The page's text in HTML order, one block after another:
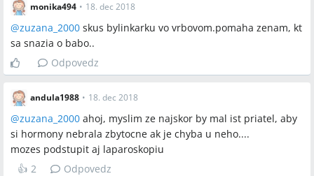
monika494 • 18. dec 2018
@zuzana_2000 skus bylinkarku vo vrbovom.pomaha zenam, kt
sa snazia o babo..
Odpovedz
andula1988 • 18. dec 2018
@zuzana_2000 ahoj, myslim ze najskor by mal ist priatel, aby
si hormony nebrala zbytocne ak je chyba u neho....
mozes podstupit aj laparoskopiu
👍 2 Odpovedz